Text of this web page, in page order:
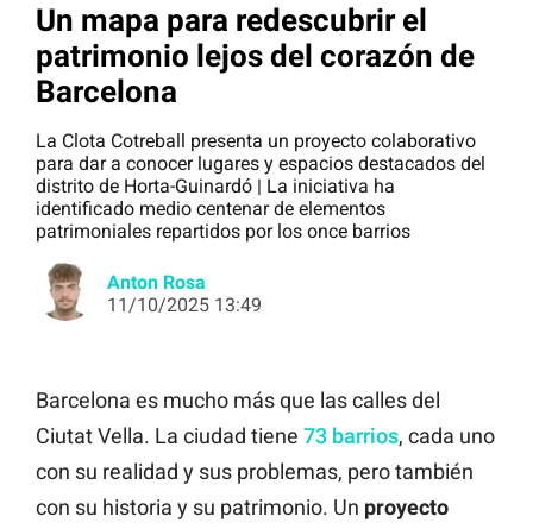
Un mapa para redescubrir el
patrimonio lejos del corazón de
Barcelona
La Clota Cotreball presenta un proyecto colaborativo
para dar a conocer lugares y espacios destacados del
distrito de Horta-Guinardó | La iniciativa ha
identificado medio centenar de elementos
patrimoniales repartidos por los once barrios
Anton Rosa
11/10/2025 13:49
Barcelona es mucho más que las calles del
Ciutat Vella. La ciudad tiene 73 barrios, cada uno
con su realidad y sus problemas, pero también
con su historia y su patrimonio. Un proyecto